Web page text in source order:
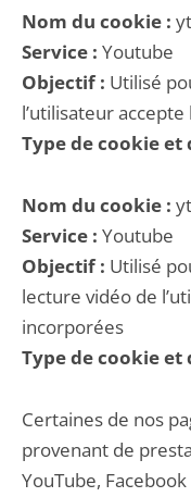
Nom du cookie :
Service : Youtube
Objectif : Utilisé
l’utilisateur accepte
Type de cookie et
Nom du cookie :
Service : Youtube
Objectif : Utilisé
lecture vidéo de
incorporées
Type de cookie et
Certaines de nos
provenant de
YouTube,